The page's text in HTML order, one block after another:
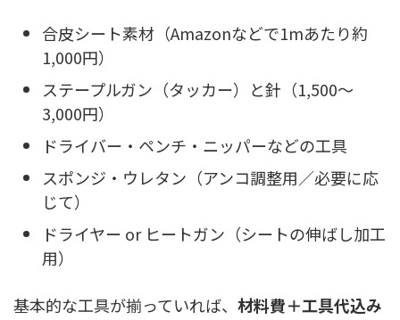
合皮シート素材（Amazonなどで1mあたり約
1,000円）
ステープルガン（タッカー）と針（1,500〜
3,000円）
ドライバー・ペンチ・ニッパーなどの工具
スポンジ・ウレタン（アンコ調整用／必要に応
じて）
ドライヤー or ヒートガン（シートの伸ばし加工
用）
基本的な工具が揃っていれば、 材料費＋工具代込み